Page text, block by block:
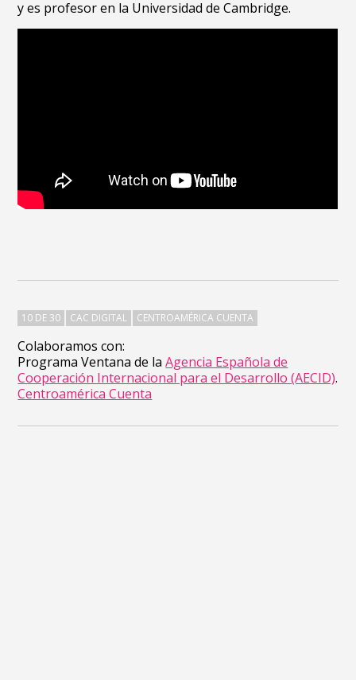
Colaboramos con:
Programa Ventana de laAgencia Española de
Cooperación Internacional para el Desarrollo (AECID).
Centroamérica Cuenta
y es profesor en la Universidad de Cambridge.
10 DE 30 CAC DIGITAL CENTROAMÉRICA CUENTA